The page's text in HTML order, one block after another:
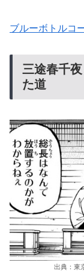
ブルーボトルコ
三途春千
た道
出典：東